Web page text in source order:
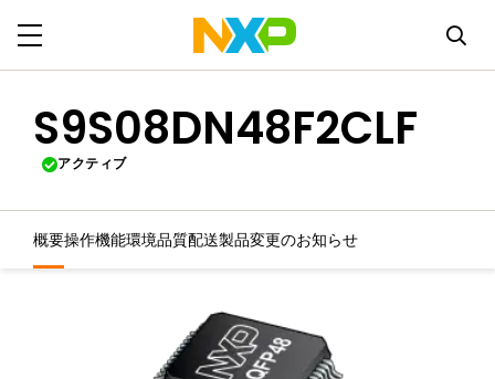
S9S08DN48F2CLF
アクティブ
概要操作機能環境品質配送製品変更のお知らせ